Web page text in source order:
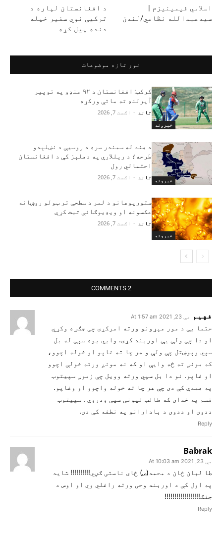
د افغانستان لپاره د
ترکیې نوي سفیر خپله
دنده پیل کړه
اسلامي فیمینیزم |
سیدعبدالله نظامي/لندن
نور تازه موضوعات
خبرونه
کرکټ: افغانستان د ۹۲ منډو په توپیر
آیرلنډ ته ماتې ورکړه
تاند - اګست 7, 2026
خبرونه
د هند له سمندر سره د روسیې د نښلېدو
طرحه؛ د رېللارې په دهلېز کې د افغانستان
احتمالي رول
تاند - اګست 7, 2026
خبرونه
ستورپوهانو د لمر د سطحې تر ټولو روښانه
عکسونه او ویډیوګانې ثبت کړې
تاند - اګست 7, 2026
2 COMMENTS
فهیم مې 23, 2021 At 1:57 am
حتما یې د مور مېړونو ورته امرکړی چی جګړه وکړي
او دا چې ولې یې اوربند کړی. وایي یوه سپې له بل
سپي وپوښتل چې ولې و هر چا ته غاپو او خوله اچوو،
که مونږ ته څه وایې او که نه مونږ ورته خولې اچوو
او غاپو. نو دا بل سپي ورته وويل چې زموږ سپیتوب
په همدې کې دی چې هر چا ته خوله واچوو او وغاپو.
قسم په خدای که طالب لیونی سپی ودروې . سپیتوب
ددوی او ددوی د بادارانو په نطفه کې دی.
Reply
‌Babrak
مې 23, 2021 At 10:03 am
طا لبان ځان د محمد(ص) ځای ناستی ګڼي!!!!!!!!!! شاید
په اول کې د اوربند وحی ورته راغلي وي او اوس د
جنګ!!!!!!!!!!!!!!!!!!
Reply